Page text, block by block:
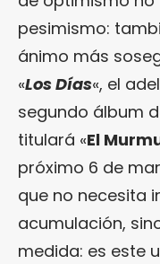
pesimismo:
ánimo más
«Los Días«, el
segundo álbum
titulará «El
próximo 6 de
que no necesita
acumulación,
medida: es este